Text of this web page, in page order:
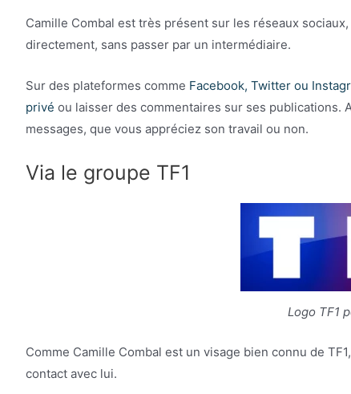
Camille Combal est très présent sur les réseaux
directement, sans passer par un intermédiaire.
Sur des plateformes comme Facebook, Twitter ou
privé ou laisser des commentaires sur ses publications.
messages, que vous appréciez son travail ou non.
Via le groupe TF1
Logo TF1
Comme Camille Combal est un visage bien connu de
contact avec lui.